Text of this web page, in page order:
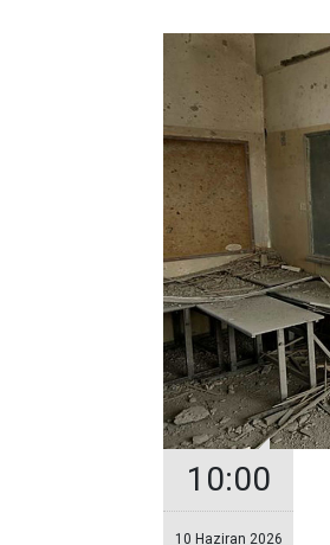
10:00
10 Haziran 2026